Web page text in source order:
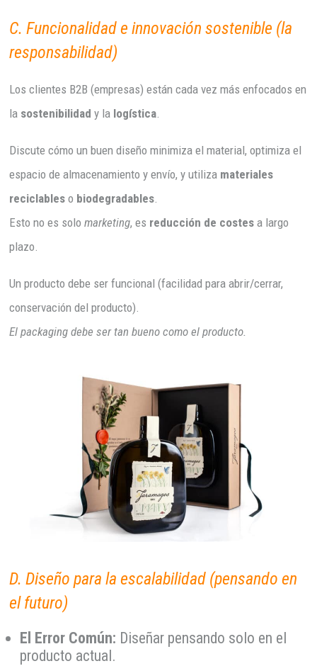
C. Funcionalidad e innovación sostenible (la
responsabilidad)
Los clientes B2B (empresas) están cada vez más enfocados en
la sostenibilidad y la logística.
Discute cómo un buen diseño minimiza el material, optimiza el
espacio de almacenamiento y envío, y utiliza materiales
reciclables o biodegradables.
Esto no es solomarketing, es reducción de costes a largo
plazo.
Un producto debe ser funcional (facilidad para abrir/cerrar,
conservación del producto).
El packaging debe ser tan bueno como el producto.
D. Diseño para la escalabilidad (pensando en
el futuro)
El Error Común: Diseñar pensando solo en el
producto actual.